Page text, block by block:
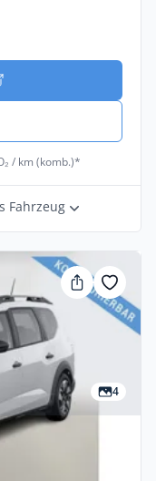
/ km (komb.)*
Fahrzeug
4
Leasing